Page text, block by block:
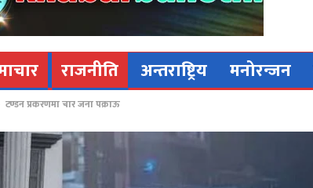
राजनीति अन्तराष्ट्रिय मनोरन्जन
टण्डन प्रकरणमा चार जना पक्राऊ